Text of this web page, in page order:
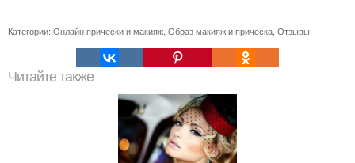
Категории: Онлайн прически и макияж Образ макияж и прическа Отзывы
Читайте также